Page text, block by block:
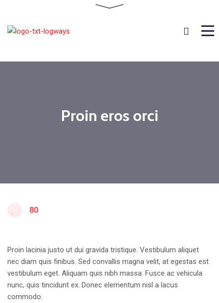
Proin eros orci
80
Proin lacinia justo ut dui gravida tristique. Vestibulum aliquet
nec diam quis finibus. Sed convallis magna velit, at egestas est
vestibulum eget. Aliquam quis nibh massa. Fusce ac vehicula
nunc, quis tincidunt ex. Donec elementum nisl a lacus
commodo.